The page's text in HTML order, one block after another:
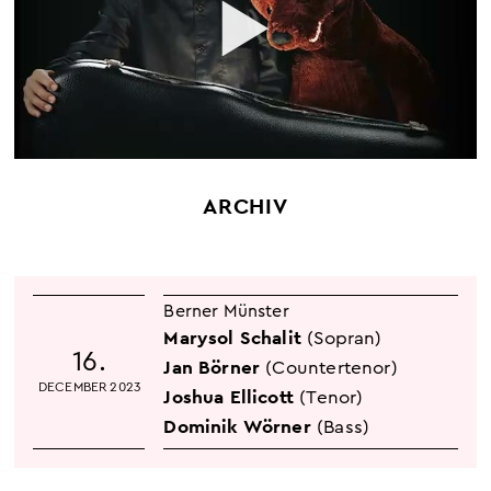
ARCHIV
16.
DECEMBER 2023
Berner Münster
Marysol Schalit (Sopran)
Jan Börner (Countertenor)
Joshua Ellicott (Tenor)
Dominik Wörner (Bass)